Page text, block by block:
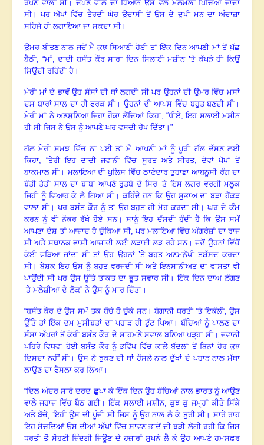
ਰੱਖਣ ਵਾਲੀ ਸੀ।ਦੇਖਣ ਵਾਲੇ ਦਾ ਧਿਆਨ ਉਸ ਵੱਲ ਮਲੋਮੱਲੀ ਖਿੱਚਿਆ ਜਾਂਦਾ
ਸੀ।ਪਰ ਅੱਖਾਂ ਵਿੱਚ ਤੈਰਦੀ ਘੋਰ ਉਦਾਸੀ ਤੋਂ ਉਸ ਦੇ ਦੁਖੀ ਮਨ ਦਾ ਅੰਦਾਜ਼ਾ
ਸਹਿਜੇ ਹੀ ਲਗਾਇਆ ਜਾ ਸਕਦਾ ਸੀ।
ਉਮਰ ਬੀਤਣ ਨਾਲ ਜਦੋਂ ਮੈਂ ਕੁਝ ਸਿਆਣੀ ਹੋਈ ਤਾਂ ਇੱਕ ਦਿਨ ਆਪਣੀ ਮਾਂ ਤੋਂ ਪੁੱਛ
ਬੈਠੀ, “ਮਾਂ, ਦਾਦੀ ਬਸੰਤ ਕੌਰ ਸਾਰਾ ਦਿਨ ਸਿਲਾਈ ਮਸ਼ੀਨ ’ਤੇ ਕੱਪੜੇ ਹੀ ਕਿਉਂ
ਸਿਉਂਦੀ ਰਹਿੰਦੀ ਹੈ । ”
ਮੇਰੀ ਮਾਂ ਦੇ ਭਾਵੇਂ ਉਹ ਸੱਸਾਂ ਦੀ ਥਾਂ ਲਗਦੀ ਸੀ ਪਰ ਉਹਨਾਂ ਦੀ ਉਮਰ ਵਿੱਚ ਮਸਾਂ
ਦਸ ਬਾਰਾਂ ਸਾਲ ਦਾ ਹੀ ਫਰਕ ਸੀ। ਉਹਨਾਂ ਦੀ ਆਪਸ ਵਿੱਚ ਬਹੁਤ ਬਣਦੀ ਸੀ।
ਮੇਰੀ ਮਾਂ ਨੇ ਅਣਸੁਣਿਆ ਜਿਹਾ ਹੌਕਾ ਲੈਂਦਿਆਂ ਕਿਹਾ, “ਧੀਏ, ਇਹ ਸਲਾਈ ਮਸ਼ੀਨ
ਹੀ ਸੀ ਜਿਸ ਨੇ ਉਸ ਨੂੰ ਆਪਣੇ ਘਰ ਵਸਦੀ ਰੱਖ ਦਿੱਤਾ । ”
ਗੱਲ ਮੇਰੀ ਸਮਝ ਵਿੱਚ ਨਾ ਪਈ ਤਾਂ ਮੈਂ ਆਪਣੀ ਮਾਂ ਨੂੰ ਪੂਰੀ ਗੱਲ ਦੱਸਣ ਲਈ
ਕਿਹਾ, “ਤੇਰੀ ਇਹ ਦਾਦੀ ਜਵਾਨੀ ਵਿੱਚ ਸੂਰਤ ਅਤੇ ਸੀਰਤ, ਦੋਵਾਂ ਪੱਖਾਂ ਤੋਂ
ਬਾਕਮਾਲ ਸੀ। ਮਲਾਇਆ ਦੀ ਪੁਲਿਸ ਵਿੱਚ ਠਾਣੇਦਾਰ ਤੁਹਾਡਾ ਆਬਨੂਸੀ ਰੰਗ ਦਾ
ਬੱਤੀ ਤੇਤੀ ਸਾਲ ਦਾ ਬਾਬਾ ਆਪਣੇ ਰੁਤਬੇ ਦੇ ਸਿਰ ’ਤੇ ਇਸ ਲਗਰ ਵਰਗੀ ਮਲੂਕ
ਜਿਹੀ ਨੂੰ ਵਿਆਹ ਕੇ ਲੈ ਗਿਆ ਸੀ। ਕਹਿੰਦੇ ਹਨ ਕਿ ਉਹ ਸੁਭਾਅ ਦਾ ਬੜਾ ਹੈਂਕੜ
ਵਾਲਾ ਸੀ। ਪਰ ਬਸੰਤ ਕੌਰ ਨੂੰ ਤਾਂ ਉਹ ਬਹੁਤ ਹੀ ਮੋਹ ਕਰਦਾ ਸੀ।ਘਰ ਦੇ ਕੰਮ
ਕਰਨ ਨੂੰ ਵੀ ਨੌਕਰ ਰੱਖੇ ਹੋਏ ਸਨ।ਸਾਨੂੰ ਇਹ ਦੱਸਦੀ ਹੁੰਦੀ ਹੈ ਕਿ ਉਸ ਸਮੇਂ
ਆਪਣਾ ਦੇਸ਼ ਤਾਂ ਆਜ਼ਾਦ ਹੋ ਚੁੱਕਿਆ ਸੀ, ਪਰ ਮਲਾਇਆ ਵਿੱਚ ਅੰਗਰੇਜ਼ਾਂ ਦਾ ਰਾਜ
ਸੀ ਅਤੇ ਸਥਾਨਕ ਵਾਸੀ ਆਜ਼ਾਦੀ ਲਈ ਲੜਾਈ ਲੜ ਰਹੇ ਸਨ।ਜਦੋਂ ਉਹਨਾਂ ਵਿੱਚੋਂ
ਕੋਈ ਫੜਿਆ ਜਾਂਦਾ ਸੀ ਤਾਂ ਉਹ ਉਹਨਾਂ ’ਤੇ ਬਹੁਤ ਅਣਮਨੁੱਖੀ ਤਸ਼ੱਸਦ ਕਰਦਾ
ਸੀ। ਬੇਸ਼ਕ ਇਹ ਉਸ ਨੂੰ ਬਹੁਤ ਵਰਜਦੀ ਸੀ ਅਤੇ ਇਨਸਾਨੀਅਤ ਦਾ ਵਾਸਤਾ ਵੀ
ਪਾਉਂਦੀ ਸੀ ਪਰ ਉਸ ਉੱਤੇ ਤਾਕਤ ਦਾ ਭੂਤ ਸਵਾਰ ਸੀ।ਇੱਕ ਦਿਨ ਦਾਅ ਲੱਗਣ
’ਤੇ ਮਲੇਸ਼ੀਆ ਦੇ ਲੋਕਾਂ ਨੇ ਉਸ ਨੂੰ ਮਾਰ ਦਿੱਤਾ ।
“ਬਸੰਤ ਕੌਰ ਦੇ ਉਸ ਸਮੇਂ ਤਕ ਬੱਚੇ ਹੋ ਚੁੱਕੇ ਸਨ।ਬੇਗਾਨੀ ਧਰਤੀ ’ਤੇ ਇਕੱਲੀ, ਉਸ
ਉੱਤੇ ਤਾਂ ਇੱਕ ਦਮ ਮੁਸੀਬਤਾਂ ਦਾ ਪਹਾੜ ਹੀ ਟੁੱਟ ਪਿਆ। ਬੱਚਿਆਂ ਨੂੰ ਪਾਲਣ ਦਾ
ਸੰਸਾ ਅੱਖਰਾਂ ਤੋਂ ਕੋਰੀ ਬਸੰਤ ਕੌਰ ਦੇ ਸਾਹਮਣੇ ਸਵਾਲ ਬਣਿਆ ਖੜ੍ਹਾ ਸੀ।ਜਵਾਨੀ
ਪਹਿਰੇ ਵਿਧਵਾ ਹੋਈ ਬਸੰਤ ਕੌਰ ਨੂੰ ਭਵਿੱਖ ਵਿੱਚ ਕਾਲੇ ਬੱਦਲਾਂ ਤੋਂ ਬਿਨਾਂ ਹੋਰ ਕੁਝ
ਦਿਸਦਾ ਨਹੀਂ ਸੀ।ਉਸ ਨੇ ਝੁਕਣ ਦੀ ਥਾਂ ਹੌਸਲੇ ਨਾਲ ਦੁੱਖਾਂ ਦੇ ਪਹਾੜ ਨਾਲ ਮੱਥਾ
ਲਾਉਣ ਦਾ ਫੈਸਲਾ ਕਰ ਲਿਆ।
“ਦਿਲ ਅੰਦਰ ਸਾਰੇ ਦਰਦ ਛੁਪਾ ਕੇ ਇੱਕ ਦਿਨ ਉਹ ਬੱਚਿਆਂ ਨਾਲ ਭਾਰਤ ਨੂੰ ਆਉਣ
ਵਾਲੇ ਜਹਾਜ਼ ਵਿੱਚ ਬੈਠ ਗਈ।ਇੱਕ ਸਲਾਈ ਮਸ਼ੀਨ, ਕੁਝ ਕੁ ਜਮ੍ਹਾਂ ਕੀਤੇ ਸਿੱਕੇ
ਅਤੇ ਬੱਚੇ, ਇਹੀ ਉਸ ਦੀ ਪੂੰਜੀ ਸੀ ਜਿਸ ਨੂੰ ਉਹ ਨਾਲ ਲੈ ਕੇ ਤੁਰੀ ਸੀ। ਸਾਰੇ ਰਾਹ
ਇਹ ਸੋਚਦਿਆਂ ਉਸ ਦੀਆਂ ਅੱਖਾਂ ਵਿੱਚ ਸਾਵਣ ਭਾਦੋਂ ਦੀ ਝੜੀ ਲੱਗੀ ਰਹੀ ਕਿ ਜਿਸ
ਧਰਤੀ ਤੋਂ ਸੋਹਣੀ ਜ਼ਿੰਦਗੀ ਜਿਊਣ ਦੇ ਹਜ਼ਾਰਾਂ ਸੁਪਨੇ ਲੈ ਕੇ ਉਹ ਆਪਣੇ ਹਮਸਫ਼ਰ